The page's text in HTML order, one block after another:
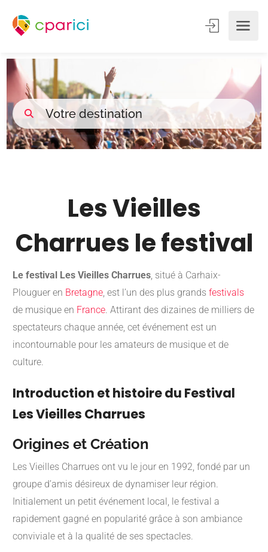
Les Vieilles
Charrues le festival
Le festival Les Vieilles Charrues , situé à Carhaix-
Plouguer en Bretagne , est l’un des plus grands festivals
de musique en France . Attirant des dizaines de milliers de
spectateurs chaque année, cet événement est un
incontournable pour les amateurs de musique et de
culture.
Introduction et histoire du Festival
Les Vieilles Charrues
Origines et Création
Les Vieilles Charrues ont vu le jour en 1992, fondé par un
groupe d’amis désireux de dynamiser leur région.
Initialement un petit événement local, le festival a
rapidement gagné en popularité grâce à son ambiance
conviviale et à la qualité de ses spectacles.